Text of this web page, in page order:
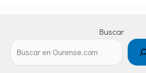
Buscar